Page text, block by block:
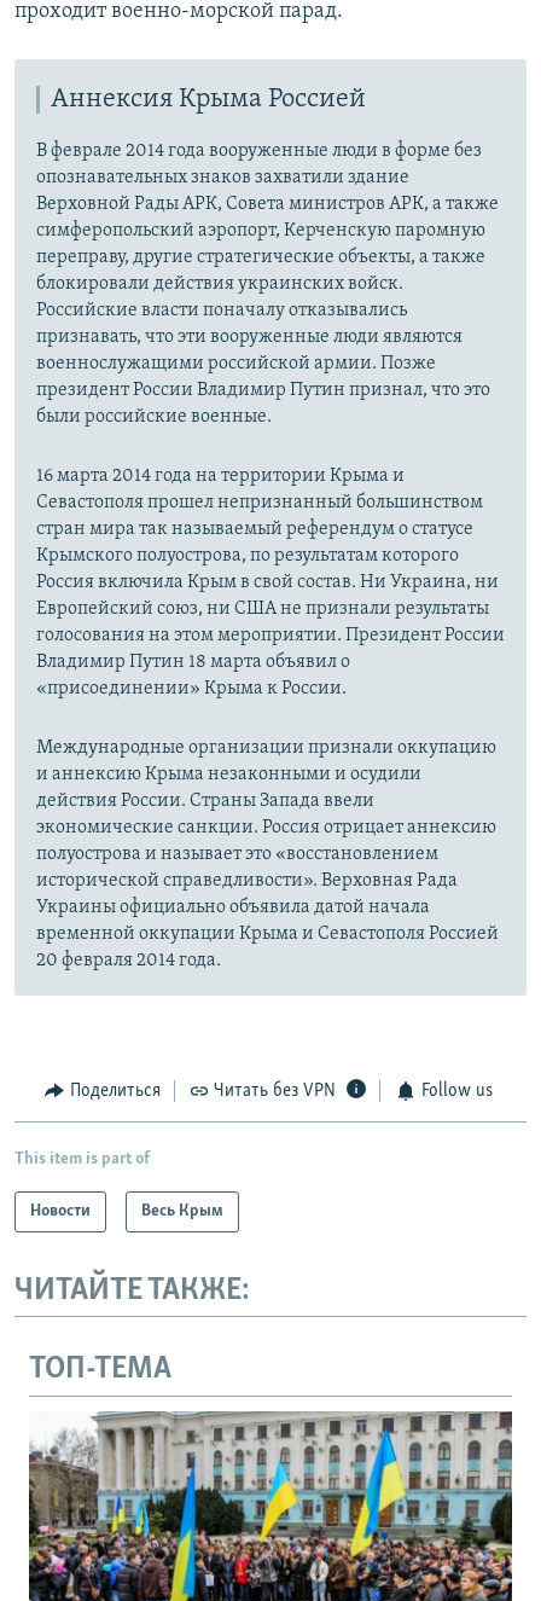
проходит военно-морской парад.
Аннексия Крыма Россией
В феврале 2014 года вооруженные люди в форме без
опознавательных знаков захватили здание
Верховной Рады АРК, Совета министров АРК, а также
симферопольский аэропорт, Керченскую паромную
переправу, другие стратегические объекты, а также
блокировали действия украинских войск.
Российские власти поначалу отказывались
признавать, что эти вооруженные люди являются
военнослужащими российской армии. Позже
президент России Владимир Путин признал, что это
были российские военные.
16 марта 2014 года на территории Крыма и
Севастополя прошел непризнанный большинством
стран мира так называемый референдум о статусе
Крымского полуострова, по результатам которого
Россия включила Крым в свой состав. Ни Украина, ни
Европейский союз, ни США не признали результаты
голосования на этом мероприятии. Президент России
Владимир Путин 18 марта объявил о
«присоединении» Крыма к России.
Международные организации признали оккупацию
и аннексию Крыма незаконными и осудили
действия России. Страны Запада ввели
экономические санкции. Россия отрицает аннексию
полуострова и называет это «восстановлением
исторической справедливости». Верховная Рада
Украины официально объявила датой начала
временной оккупации Крыма и Севастополя Россией
20 февраля 2014 года.
Поделиться Читать без VPN Follow us
This item is part of
Новости Весь Крым
ЧИТАЙТЕ ТАКЖЕ:
ТОП-ТЕМА